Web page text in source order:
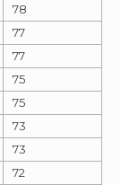
78
77
77
75
75
73
73
72